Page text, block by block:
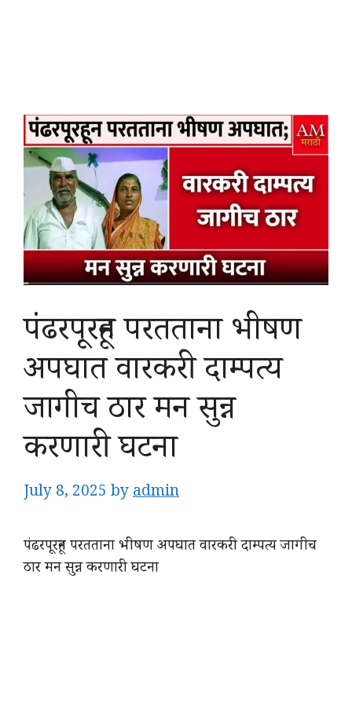
पंढरपूरहून परतताना भीषण
अपघात वारकरी दाम्पत्य
जागीच ठार मन सुन्न
करणारी घटना
July 8, 2025 byadmin
पंढरपूरहून परतताना भीषण अपघात वारकरी दाम्पत्य जागीच
ठार मन सुन्न करणारी घटना